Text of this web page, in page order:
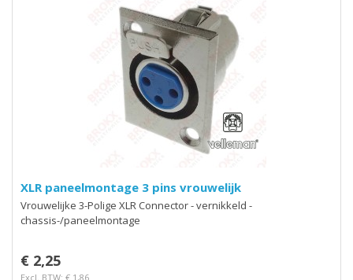
XLR paneelmontage 3 pins vrouwelijk
Vrouwelijke 3-Polige XLR Connector - vernikkeld -
chassis-/paneelmontage
€ 2,25
Excl. BTW: € 1,86